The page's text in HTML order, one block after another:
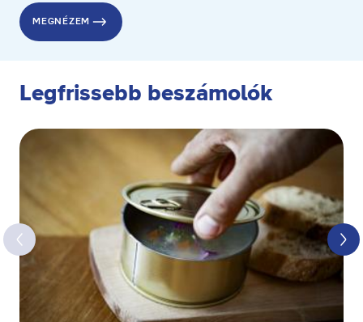
MEGNÉZEM
Legfrissebb beszámolók